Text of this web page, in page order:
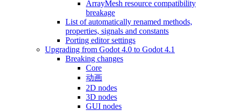
ArrayMesh resource compatibility
breakage
List of automatically renamed methods,
properties, signals and constants
Porting editor settings
Upgrading from Godot 4.0 to Godot 4.1
Breaking changes
Core
动画
2D nodes
3D nodes
GUI nodes